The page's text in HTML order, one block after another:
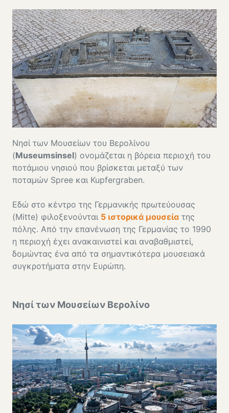
Νησί των Μουσείων του Βερολίνου
(Museumsinsel) ονομάζεται η βόρεια περιοχή του
ποτάμιου νησιού που βρίσκεται μεταξύ των
ποταμών Spree και Kupfergraben.
Εδώ στο κέντρο της Γερμανικής πρωτεύουσας
(Mitte) φιλοξενούνται 5 ιστορικά μουσεία της
πόλης. Από την επανένωση της Γερμανίας το 1990
η περιοχή έχει ανακαινιστεί και αναβαθμιστεί,
δομώντας ένα από τα σημαντικότερα μουσειακά
συγκροτήματα στην Ευρώπη.
Νησί των Μουσείων Βερολίνο